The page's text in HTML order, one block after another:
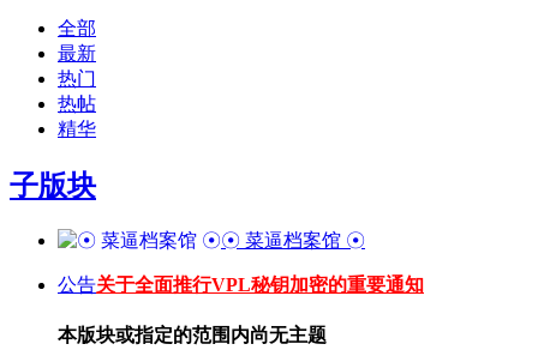
全部
最新
热门
热帖
精华
子版块
☉ 菜逼档案馆 ☉
公告关于全面推行VPL秘钥加密的重要通知
本版块或指定的范围内尚无主题